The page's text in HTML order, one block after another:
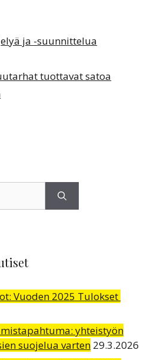
ja -suunnittelua
tuottavat satoa
Vuoden 2025 Tulokset
yhteistyön
suojelua varten 29.3.2026